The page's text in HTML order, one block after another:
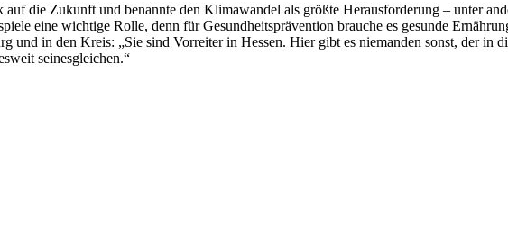
die Zukunft und benannte den Klimawandel als größte Herausforderung – unter
eine wichtige Rolle, denn für Gesundheitsprävention brauche es gesunde
und in den Kreis: „Sie sind Vorreiter in Hessen. Hier gibt es niemanden sonst, der in
seinesgleichen.“